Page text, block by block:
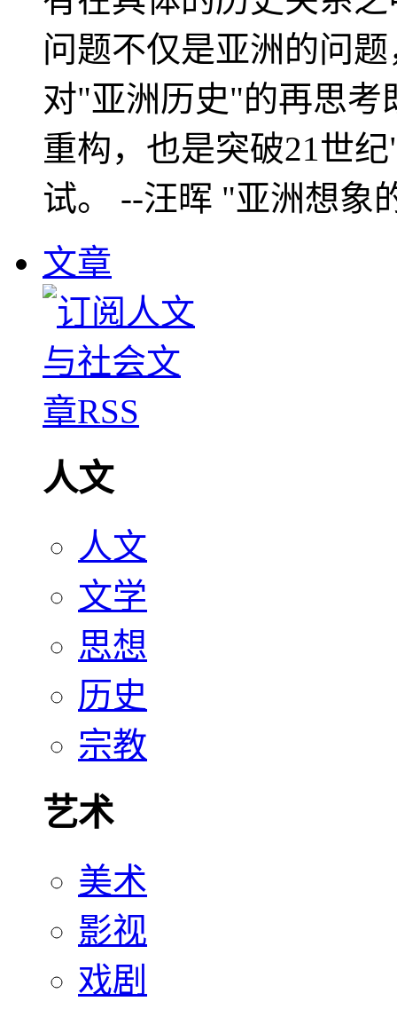
问题不仅是亚洲的问
对"亚洲历史"的再思考
重构，也是突破21世
试。 --汪晖 "亚洲想象
文章
人文
人文
文学
思想
历史
宗教
艺术
美术
影视
戏剧